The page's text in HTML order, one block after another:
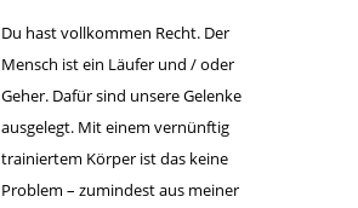
Du hast vollkommen Recht. Der
Mensch ist ein Läufer und / oder
Geher. Dafür sind unsere Gelenke
ausgelegt. Mit einem vernünftig
trainiertem Körper ist das keine
Problem – zumindest aus meiner